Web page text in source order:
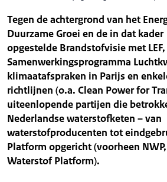
Tegen de achtergrond van het
Duurzame Groei en de in dat kader
opgestelde Brandstofvisie met
Samenwerkingsprogramma
klimaatafspraken in Parijs en
richtlijnen (o.a. Clean Power for
uiteenlopende partijen die
Nederlandse waterstofketen – van
waterstofproducenten tot
Platform opgericht (voorheen
Waterstof Platform).